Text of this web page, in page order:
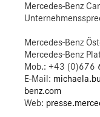
Mercedes-Benz
Mercedes-Benz
Mercedes-Benz
Mob.: +43 (0)676
E-Mail:
benz.com
Web: